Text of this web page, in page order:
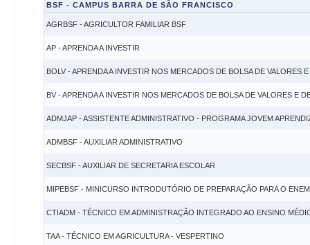
BSF - CAMPUS BARRA DE SÃO FRANCISCO
AGRBSF - AGRICULTOR FAMILIAR BSF
AP - APRENDA A INVESTIR
BOLV - APRENDA A INVESTIR NOS MERCADOS DE BOLSA DE VALORES
BV - APRENDA A INVESTIR NOS MERCADOS DE BOLSA DE VALORES E
ADMJAP - ASSISTENTE ADMINISTRATIVO - PROGRAMA JOVEM
ADMBSF - AUXILIAR ADMINISTRATIVO
SECBSF - AUXILIAR DE SECRETARIA ESCOLAR
MIPEBSF - MINICURSO INTRODUTÓRIO DE PREPARAÇÃO PARA O
CTIADM - TÉCNICO EM ADMINISTRAÇÃO INTEGRADO AO ENSINO
TAA - TÉCNICO EM AGRICULTURA - VESPERTINO